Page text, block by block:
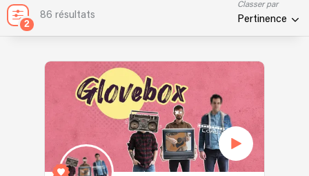
2
86 résultats
Classer par
Pertinence